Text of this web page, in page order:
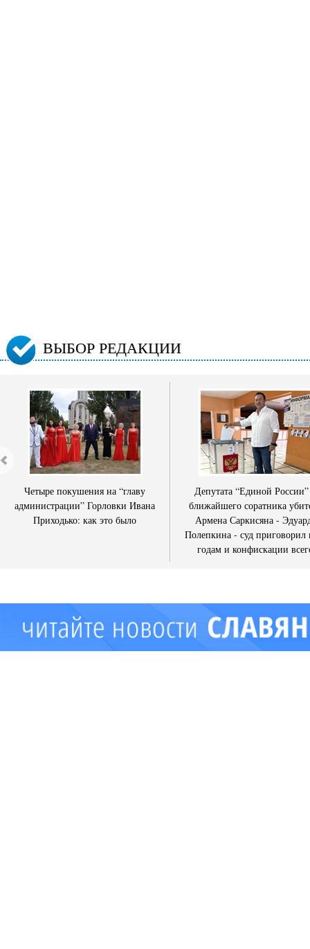
ВЫБОР РЕДАКЦИИ
Четыре покушения на “главу
администрации” Горловки Ивана
Приходько: как это было
Депутата “Единой
ближайшего соратника
Армена Саркисяна -
Полепкина - суд приговорил
годам и конфискации